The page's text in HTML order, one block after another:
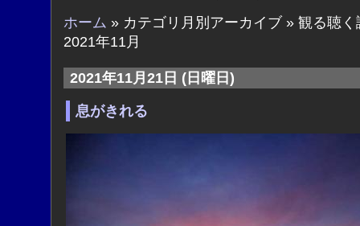
ホーム » カテゴリ月別アーカイブ » 観る聴く
2021年11月
2021年11月21日 (日曜日)
息がきれる